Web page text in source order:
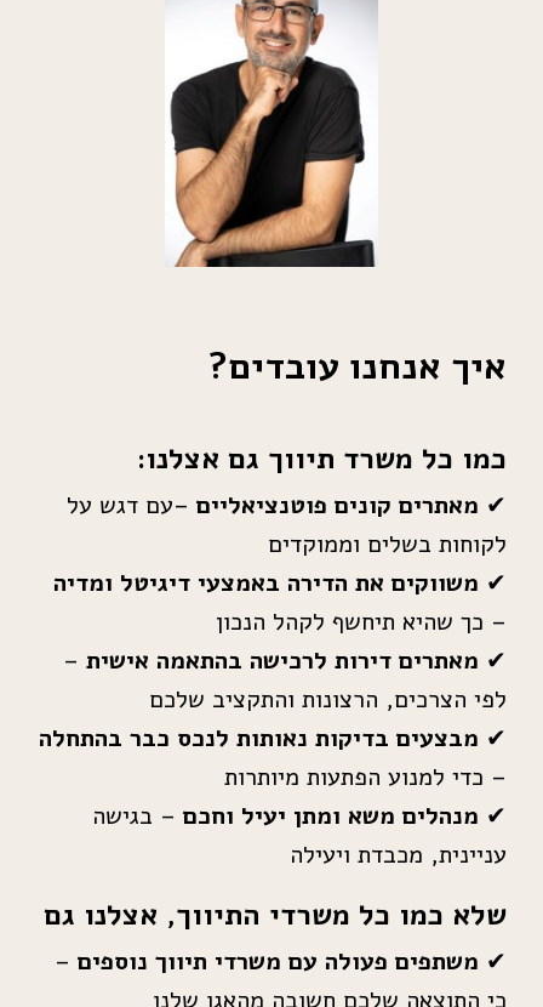
איך אנחנו עובדים?
כמו כל משרד תיווך גם אצלנו:
✔ מאתרים קונים פוטנציאליים –עם דגש על
לקוחות בשלים וממוקדים
✔ משווקים את הדירה באמצעי דיגיטל ומדיה
– כך שהיא תיחשף לקהל הנכון
✔ מאתרים דירות לרכישה בהתאמה אישית –
לפי הצרכים, הרצונות והתקציב שלכם
✔ מבצעים בדיקות נאותות לנכס כבר בהתחלה
– כדי למנוע הפתעות מיותרות
✔ מנהלים משא ומתן יעיל וחכם – בגישה
עניינית, מכבדת ויעילה
שלא כמו כל משרדי התיווך, אצלנו גם
✔ משתפים פעולה עם משרדי תיווך נוספים –
כי התוצאה שלכם חשובה מהאגו שלנו